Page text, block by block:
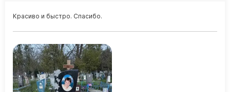
Красиво и быстро. Спасибо.